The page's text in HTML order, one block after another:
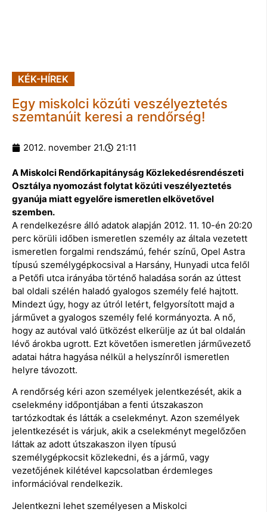
KÉK-HÍREK
Egy miskolci közúti veszélyeztetés
szemtanúit keresi a rendőrség!
2012. november 21. 21:11
A Miskolci Rendőrkapitányság Közlekedésrendészeti
Osztálya nyomozást folytat közúti veszélyeztetés
gyanúja miatt egyelőre ismeretlen elkövetővel
szemben.
A rendelkezésre álló adatok alapján 2012. 11. 10-én 20:20
perc körüli időben ismeretlen személy az általa vezetett
ismeretlen forgalmi rendszámú, fehér színű, Opel Astra
típusú személygépkocsival a Harsány, Hunyadi utca felől
a Petőfi utca irányába történő haladása során az úttest
bal oldali szélén haladó gyalogos személy felé hajtott.
Mindezt úgy, hogy az útról letért, felgyorsított majd a
járművet a gyalogos személy felé kormányozta. A nő,
hogy az autóval való ütközést elkerülje az út bal oldalán
lévő árokba ugrott. Ezt követően ismeretlen járművezető
adatai hátra hagyása nélkül a helyszínről ismeretlen
helyre távozott.
A rendőrség kéri azon személyek jelentkezését, akik a
cselekmény időpontjában a fenti útszakaszon
tartózkodtak és látták a cselekményt. Azon személyek
jelentkezését is várjuk, akik a cselekményt megelőzően
láttak az adott útszakaszon ilyen típusú
személygépkocsit közlekedni, és a jármű, vagy
vezetőjének kilétével kapcsolatban érdemleges
információval rendelkezik.
Jelentkezni lehet személyesen a Miskolci